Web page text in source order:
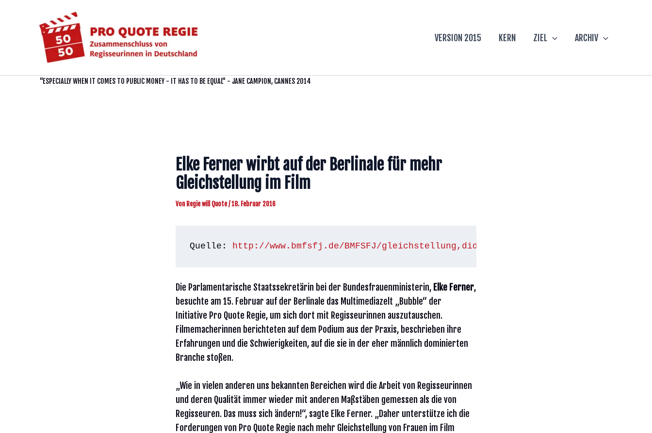
VERSION 2015 KERN ZIEL ARCHIV
"ESPECIALLY WHEN IT COMES TO PUBLIC MONEY - IT HAS TO BE EQUAL" - JANE CAMPION, CANNES 2014
Elke Ferner wirbt auf der Berlinale für mehr
Gleichstellung im Film
VonRegie will Quote/18. Februar 2016
Quelle: http://www.bmfsfj.de/BMFSFJ/gleichstellung,did=223336.html
Die Parlamentarische Staatssekretärin bei der Bundesfrauenministerin, Elke Ferner,
besuchte am 15. Februar auf der Berlinale das Multimediazelt „Bubble“ der
Initiative Pro Quote Regie, um sich dort mit Regisseurinnen auszutauschen.
Filmemacherinnen berichteten auf dem Podium aus der Praxis, beschrieben ihre
Erfahrungen und die Schwierigkeiten, auf die sie in der eher männlich dominierten
Branche stoßen.
„Wie in vielen anderen uns bekannten Bereichen wird die Arbeit von Regisseurinnen
und deren Qualität immer wieder mit anderen Maßstäben gemessen als die von
Regisseuren. Das muss sich ändern!“, sagte Elke Ferner. „Daher unterstütze ich die
Forderungen von Pro Quote Regie nach mehr Gleichstellung von Frauen im Film